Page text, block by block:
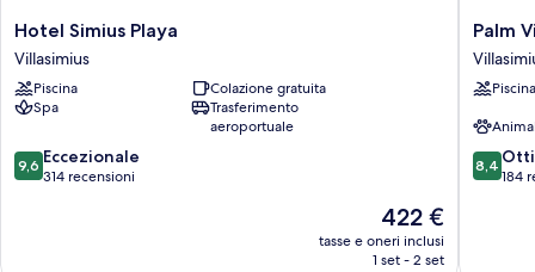
Hotel
Simius
Playa
Villasimius
Hotel Simius Playa
Villasimius
Piscina
Colazione gratuita
Spa
Trasferimento
aeroportuale
9.6
su
9,6 Eccezionale
314 recensioni
Il
prezzo
attuale
422 €
tasse e oneri inclusi
1 set - 2 set
Palm
Village
Palm
Piscina
8.4
su
8,4
184